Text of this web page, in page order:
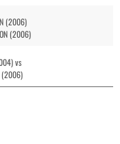
(2006)
(2006)
vs
(2006)